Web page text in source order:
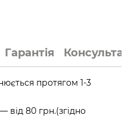
Гарантія
протягом 1-3
від 80 грн.(згідно